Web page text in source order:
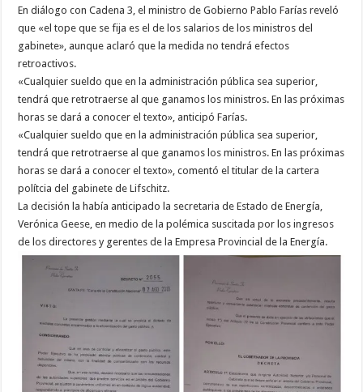
En diálogo con Cadena 3, el ministro de Gobierno Pablo Farías reveló
que «el tope que se fija es el de los salarios de los ministros del
gabinete», aunque aclaró que la medida no tendrá efectos
retroactivos.
«Cualquier sueldo que en la administración pública sea superior,
tendrá que retrotraerse al que ganamos los ministros. En las próximas
horas se dará a conocer el texto», anticipó Farías.
«Cualquier sueldo que en la administración pública sea superior,
tendrá que retrotraerse al que ganamos los ministros. En las próximas
horas se dará a conocer el texto», comentó el titular de la cartera
polítcia del gabinete de Lifschitz.
La decisión la había anticipado la secretaria de Estado de Energía,
Verónica Geese, en medio de la polémica suscitada por los ingresos
de los directores y gerentes de la Empresa Provincial de la Energía.